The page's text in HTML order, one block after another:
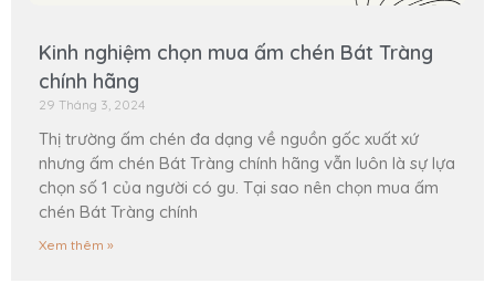
Kinh nghiệm chọn mua ấm chén Bát Tràng
chính hãng
29 Tháng 3, 2024
Thị trường ấm chén đa dạng về nguồn gốc xuất xứ
nhưng ấm chén Bát Tràng chính hãng vẫn luôn là sự lựa
chọn số 1 của người có gu. Tại sao nên chọn mua ấm
chén Bát Tràng chính
Xem thêm »